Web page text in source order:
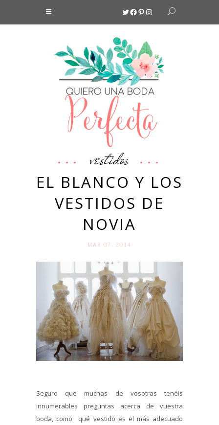
Twitter
Facebook
Pinterest
Instagram
vestidos
EL BLANCO Y LOS
VESTIDOS DE
NOVIA
MAR 07. 2014
Seguro que muchas de vosotras tenéis
innumerables preguntas acerca de vuestra
boda, como qué vestido es el más adecuado